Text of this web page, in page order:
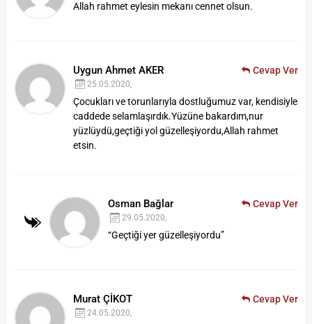
Allah rahmet eylesin mekanı cennet olsun.
Uygun Ahmet AKER
25.05.2020,
Çocukları ve torunlarıyla dostluğumuz var, kendisiyle
caddede selamlaşırdık.Yüzüne bakardım,nur
yüzlüydü,geçtiği yol güzelleşiyordu,Allah rahmet
etsin.
Cevap Ver
Osman Bağlar
29.05.2020,
“Geçtiği yer güzelleşiyordu”
Cevap Ver
Murat ÇİKOT
24.05.2020,
Cevap Ver